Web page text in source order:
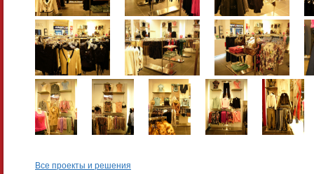
Все проекты и решения